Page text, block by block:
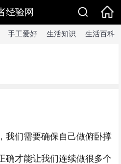
经验网
手工爱好 生活知识 生活百科
我们需要确保自己做俯卧撑
确才能让我们连续做很多个